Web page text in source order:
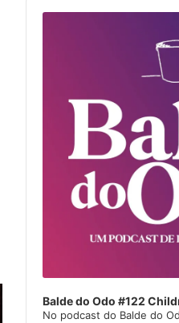
Player
Balde do Odo #122
No podcast do Balde do